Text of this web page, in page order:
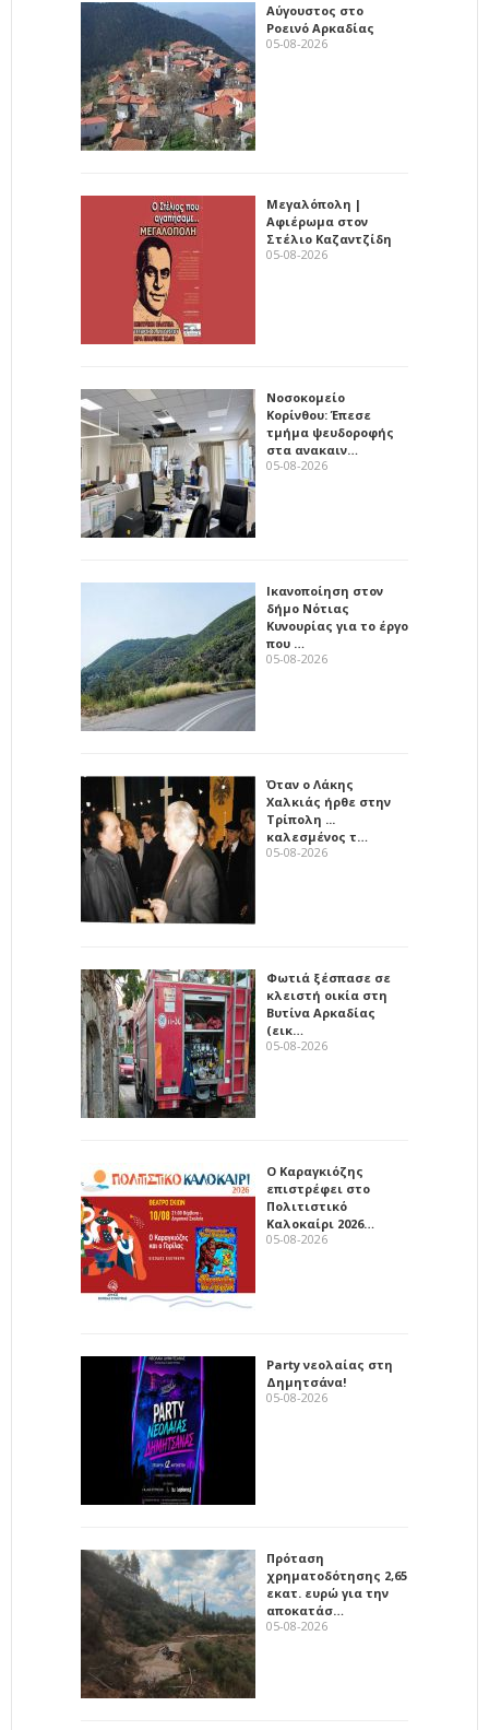
Αύγουστος στο
Ροεινό Αρκαδίας
05-08-2026
Μεγαλόπολη |
Αφιέρωμα στον
Στέλιο Καζαντζίδη
05-08-2026
Νοσοκομείο
Κορίνθου: Έπεσε
τμήμα ψευδοροφής
στα ανακαιν…
05-08-2026
Ικανοποίηση στον
δήμο Νότιας
Κυνουρίας για το έργο
που …
05-08-2026
Όταν ο Λάκης
Χαλκιάς ήρθε στην
Τρίπολη ...
καλεσμένος τ…
05-08-2026
Φωτιά ξέσπασε σε
κλειστή οικία στη
Βυτίνα Αρκαδίας
(εικ…
05-08-2026
Ο Καραγκιόζης
επιστρέφει στο
Πολιτιστικό
Καλοκαίρι 2026…
05-08-2026
Party νεολαίας στη
Δημητσάνα!
05-08-2026
Πρόταση
χρηματοδότησης 2,65
εκατ. ευρώ για την
αποκατάσ…
05-08-2026